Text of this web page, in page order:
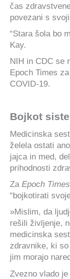
čas
povezani s
“Stara šola bo
Kay.
NIH in CDC se
Epoch Times
COVID-19.
Bojkot
Medicinska
želela ostati
jajca in med,
prihodnosti
Za Epoch Times
“bojkotirati
»Mislim, da
rešili življenje,
medicinska
zdravnike, ki
jim morajo
Zvezno vlado